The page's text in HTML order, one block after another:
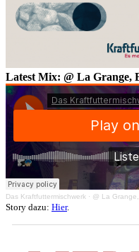
Latest Mix: @ La Grange,
Das Kraftfuttermischwerk · @ La
Story dazu: Hier.